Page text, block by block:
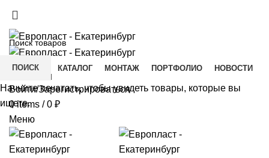
ГЛАВНАЯ КАТАЛОГ МОНТАЖ ПОРТФОЛИО
НОВОСТИ
КОНТАКТЫ
Войти/Зарегистрироваться
0items / 0 ₽
Меню
ПОИСК
Начните печатать, чтобы увидеть товары, которые вы
ищете.